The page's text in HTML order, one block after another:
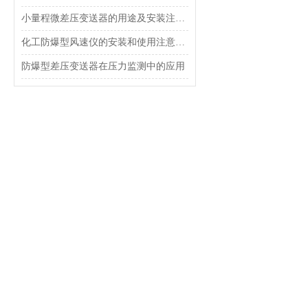
小量程微差压变送器的用途及安装注意事项
化工防爆型风速仪的安装和使用注意事项
防爆型差压变送器在压力监测中的应用